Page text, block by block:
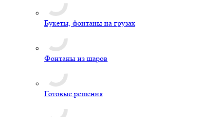
Букеты, фонтаны на грузах
Фонтаны из шаров
Готовые решения